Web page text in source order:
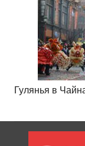
Гулянья в